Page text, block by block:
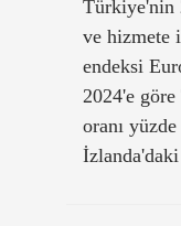
Türkiye'nin
ve hizmete
endeksi
2024'e
oranı
İzlanda'daki